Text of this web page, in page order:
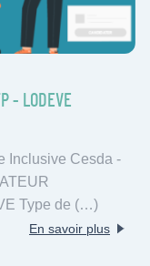
- LODEVE
Inclusive Cesda -
Type de (…)
En savoir plus